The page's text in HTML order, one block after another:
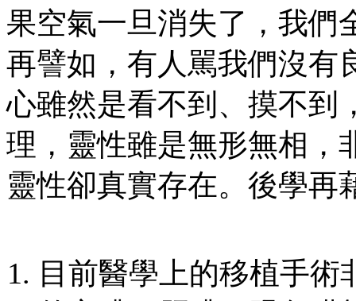
果空氣一旦消失了，我們
再譬如，有人駡我們沒有
心雖然是看不到、摸不到
理，靈性雖是無形無相，
靈性卻真實存在。後學再
目前醫學上的移植手